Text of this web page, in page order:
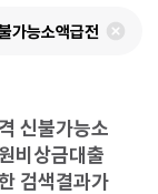
검
신불가능소
비상금대출
검색결과가